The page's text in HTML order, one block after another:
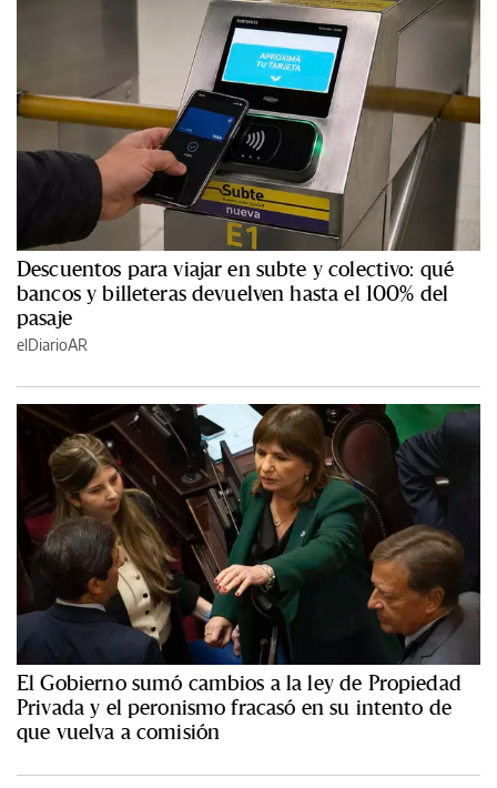
Descuentos para viajar en subte y colectivo: qué
bancos y billeteras devuelven hasta el 100% del
pasaje
elDiarioAR
El Gobierno sumó cambios a la ley de Propiedad
Privada y el peronismo fracasó en su intento de
que vuelva a comisión